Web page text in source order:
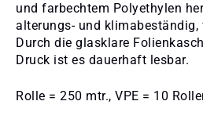
und farbechtem Polyethylen
alterungs- und klimabeständig,
Durch die glasklare
Druck ist es dauerhaft lesbar.
Rolle = 250 mtr., VPE = 10